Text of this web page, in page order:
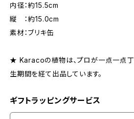
内径：約15.5cm
縦 ：約15.0cm
素材：ブリキ缶
★ Karacoの植物は、プロが一点一点丁
生期間を経て出品しています。
ギフトラッピングサービス